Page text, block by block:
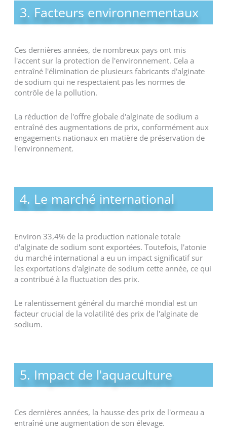
3. Facteurs environnementaux
Ces dernières années, de nombreux pays ont mis
l'accent sur la protection de l'environnement. Cela a
entraîné l'élimination de plusieurs fabricants d'alginate
de sodium qui ne respectaient pas les normes de
contrôle de la pollution.
La réduction de l'offre globale d'alginate de sodium a
entraîné des augmentations de prix, conformément aux
engagements nationaux en matière de préservation de
l'environnement.
4. Le marché international
Environ 33,4% de la production nationale totale
d'alginate de sodium sont exportées. Toutefois, l'atonie
du marché international a eu un impact significatif sur
les exportations d'alginate de sodium cette année, ce qui
a contribué à la fluctuation des prix.
Le ralentissement général du marché mondial est un
facteur crucial de la volatilité des prix de l'alginate de
sodium.
5. Impact de l'aquaculture
Ces dernières années, la hausse des prix de l'ormeau a
entraîné une augmentation de son élevage.